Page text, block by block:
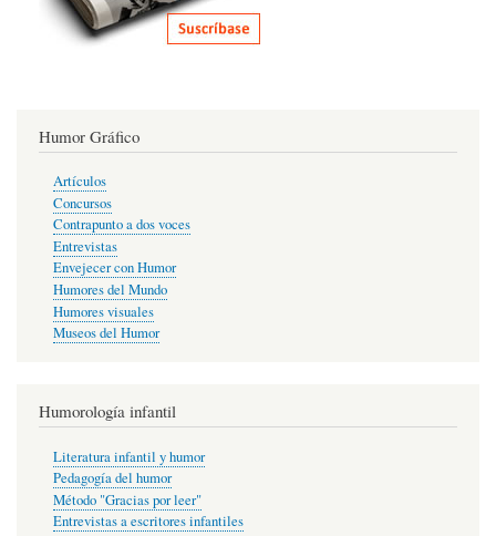
Humor Gráfico
Artículos
Concursos
Contrapunto a dos voces
Entrevistas
Envejecer con Humor
Humores del Mundo
Humores visuales
Museos del Humor
Humorología infantil
Literatura infantil y humor
Pedagogía del humor
Método "Gracias por leer"
Entrevistas a escritores infantiles